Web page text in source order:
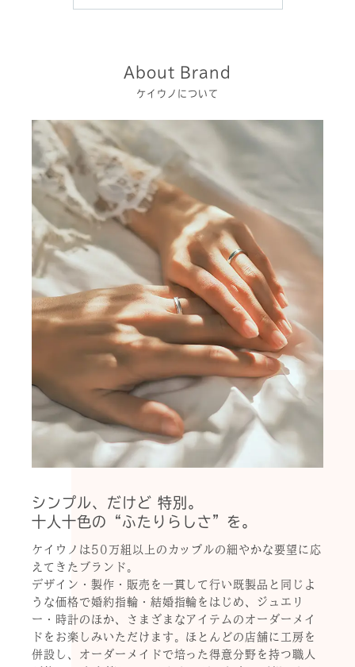
About Brand
ケイウノについて
シンプル、だけど 特別。
十人十色の“ふたりらしさ”を。
ケイウノは50万組以上のカップルの細やかな要望に応
えてきたブランド。
デザイン・製作・販売を一貫して行い既製品と同じよ
うな価格で婚約指輪・結婚指輪をはじめ、ジュエリ
ー・時計のほか、さまざまなアイテムのオーダーメイ
ドをお楽しみいただけます。ほとんどの店舗に工房を
併設し、オーダーメイドで培った得意分野を持つ職人